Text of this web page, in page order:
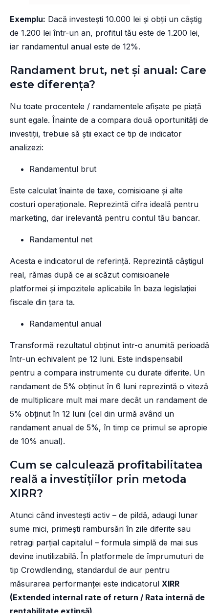
Exemplu: Dacă investești 10.000 lei și obții un câștig
de 1.200 lei într-un an, profitul tău este de 1.200 lei,
iar randamentul anual este de 12%.
Randament brut, net și anual: Care
este diferența?
Nu toate procentele / randamentele afișate pe piață
sunt egale. Înainte de a compara două oportunități de
investiții, trebuie să știi exact ce tip de indicator
analizezi:
Randamentul brut
Este calculat înainte de taxe, comisioane și alte
costuri operaționale. Reprezintă cifra ideală pentru
marketing, dar irelevantă pentru contul tău bancar.
Randamentul net
Acesta e indicatorul de referință. Reprezintă câștigul
real, rămas după ce ai scăzut comisioanele
platformei și impozitele aplicabile în baza legislației
fiscale din țara ta.
Randamentul anual
Transformă rezultatul obținut într-o anumită perioadă
într-un echivalent pe 12 luni. Este indispensabil
pentru a compara instrumente cu durate diferite. Un
randament de 5% obținut în 6 luni reprezintă o viteză
de multiplicare mult mai mare decât un randament de
5% obținut în 12 luni (cel din urmă având un
randament anual de 5%, în timp ce primul se apropie
de 10% anual).
Cum se calculează profitabilitatea
reală a investițiilor prin metoda
XIRR?
Atunci când investești activ – de pildă, adaugi lunar
sume mici, primești rambursări în zile diferite sau
retragi parțial capitalul – formula simplă de mai sus
devine inutilizabilă. În platformele de împrumuturi de
tip Crowdlending, standardul de aur pentru
măsurarea performanței este indicatorul XIRR
(Extended internal rate of return / Rata internă de